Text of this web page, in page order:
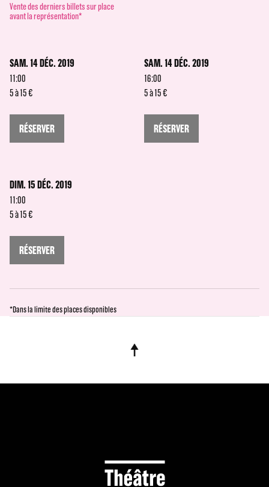
Vente des derniers billets sur place
avant la représentation*
SAM. 14 DÉC. 2019
11:00
5 à 15 €
RÉSERVER
SAM. 14 DÉC. 2019
16:00
5 à 15 €
RÉSERVER
DIM. 15 DÉC. 2019
11:00
5 à 15 €
RÉSERVER
*Dans la limite des places disponibles